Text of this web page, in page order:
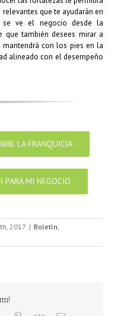
que te ayudarán en
se ve el negocio desde la
que también desees mirar a
con los pies en la
alineado con el desempeño
LA FRANQUICIA
PARA MI NEGOCIO
2017 | Boletín,